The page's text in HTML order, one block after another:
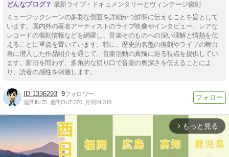
最新ライブ・ドキュメンタリーとヴィンテージ復刻
ミュージックシーンの多彩な側面を詳細かつ鮮明に伝えることを旨として
います。国内外の著名アーティストのライブ映像やインタビュー、レアな
レコードの復刻情報などを網羅し、音楽そのものへの深い理解と情熱を伝
えることに重点を置いています。特に、歴史的名盤の復刻やライブの舞台
裏に潜入した作品紹介を通じて、音楽活動の真髄に迫る視点を提供してい
ます。新旧を問わず、多角的な切り口で音楽の奥深さを伝えることによ
り、読者の感性を刺激します。
1336293 9
週間IN:75 週間OUT:270 月間IN:348
arrow_forward_ios もっと見る